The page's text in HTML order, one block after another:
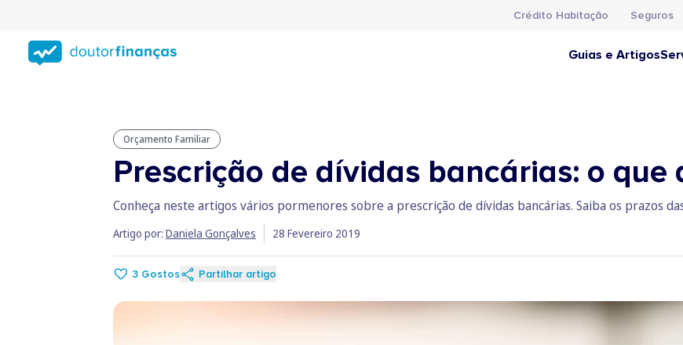
conteúdo
principal
Crédito Habitação Seguros
Guias e Artigos
Orçamento Familiar
Prescrição de dívidas bancárias: o que
Conheça neste artigos vários pormenores sobre a prescrição de dívidas bancárias. Saiba os prazos
Artigo por: Daniela Gonçalves 28 Fevereiro 2019
3 Gostos Partilhar artigo